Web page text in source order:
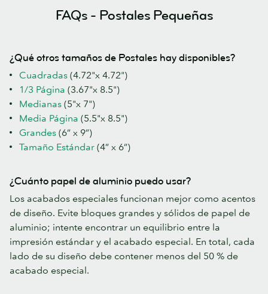
FAQs - Postales Pequeñas
¿Qué otros tamaños de Postales hay disponibles?
Cuadradas (4.72"x 4.72")
1/3 Página (3.67"x 8.5")
Medianas (5"x 7")
Media Página (5.5"x 8.5")
Grandes (6” x 9”)
Tamaño Estándar (4” x 6”)
¿Cuánto papel de aluminio puedo usar?
Los acabados especiales funcionan mejor como acentos
de diseño. Evite bloques grandes y sólidos de papel de
aluminio; intente encontrar un equilibrio entre la
impresión estándar y el acabado especial. En total, cada
lado de su diseño debe contener menos del 50 % de
acabado especial.